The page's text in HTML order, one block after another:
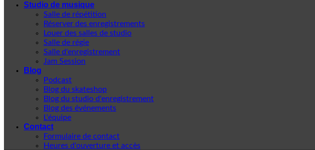
Studio de musique
Salle de répétition
Réserver des enregistrements
Louer des salles de studio
Salle de régie
Salle d'enregistrement
Jam Session
Blog
Podcast
Blog du skateshop
Blog du studio d'enregistrement
Blog des événements
L'équipe
Contact
Formulaire de contact
Heures d'ouverture et accès